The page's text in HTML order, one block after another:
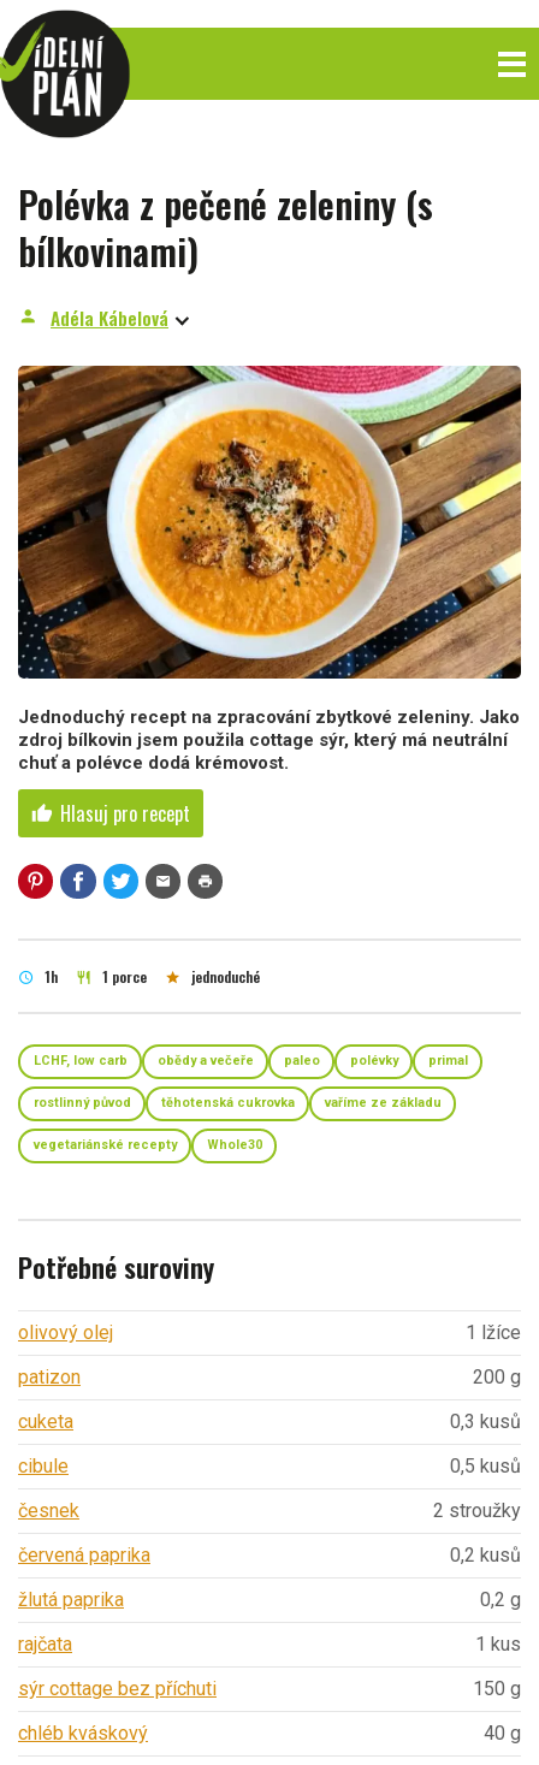
Polévka z pečené zeleniny (s
bílkovinami)
person Adéla Kábelová
Jednoduchý recept na zpracování zbytkové zeleniny. Jako
zdroj bílkovin jsem použila cottage sýr, který má neutrální
chuť a polévce dodá krémovost.
thumb_up Hlasuj pro recept
mail print
schedule 1h restaurant 1 porce star jednoduché
LCHF, low carb obědy a večeře paleo polévky primal
rostlinný původ těhotenská cukrovka vaříme ze základu
vegetariánské recepty Whole30
Potřebné suroviny
olivový olej
1 lžíce
patizon
200 g
cuketa
0,3 kusů
cibule
0,5 kusů
česnek
2 stroužky
červená paprika
0,2 kusů
žlutá paprika
0,2 g
rajčata
1 kus
sýr cottage bez příchuti
150 g
chléb kváskový
40 g